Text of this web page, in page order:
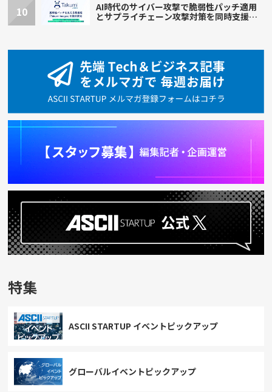
10
AI時代のサイバー攻撃で脆弱性パッチ適用
とサプライチェーン攻撃対策を同時支援す
特集
ASCII STARTUP イベントピックアップ
グローバルイベントピックアップ